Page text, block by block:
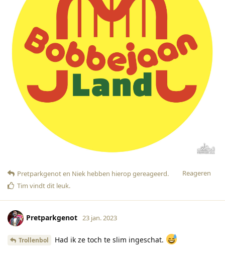
Reageren
Pretparkgenoten Niek hebben hierop gereageerd.
Tim vindt dit leuk.
Pretparkgenot 23 jan. 2023
Trollenbol Had ik ze toch te slim ingeschat.